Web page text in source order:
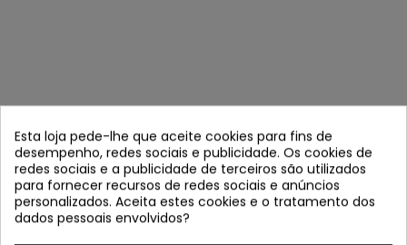
MODELO OSLO MARROM
Referência 45690
Em estoque
Esta loja pede-lhe que aceite cookies para fins de
desempenho, redes sociais e publicidade. Os cookies de
redes sociais e a publicidade de terceiros são utilizados
para fornecer recursos de redes sociais e anúncios
personalizados. Aceita estes cookies e o tratamento dos
dados pessoais envolvidos?